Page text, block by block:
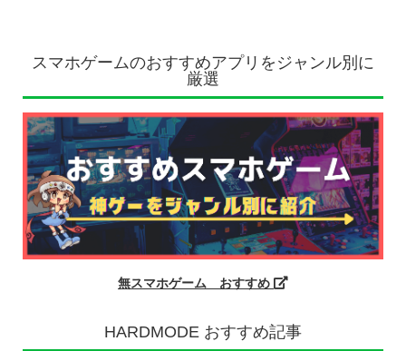
スマホゲームのおすすめアプリをジャンル別に
厳選
無スマホゲーム おすすめ
HARDMODE おすすめ記事